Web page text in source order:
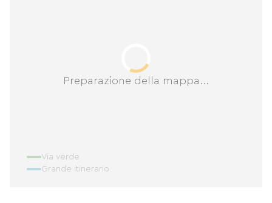
Preparazione della mappa...
Via verde
Grande itinerario